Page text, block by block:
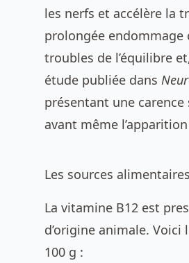
les nerfs et accélère la
prolongée endommage
troubles de l’équilibre
étude publiée dans
présentant une
avant même l’apparition
Les sources
La vitamine B12 est
d’origine animale.
100 g :